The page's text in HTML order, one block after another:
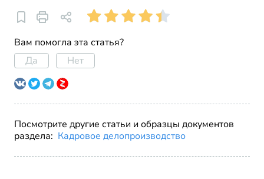
Вам помогла эта статья?
Да
Нет
Посмотрите другие статьи и образцы документов
раздела: Кадровое делопроизводство